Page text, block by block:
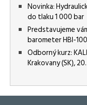
Novinka:
do tlaku 1 000 bar
Predstavujeme
barometer HBI-
Odborný kurz:
Krakovany (SK),